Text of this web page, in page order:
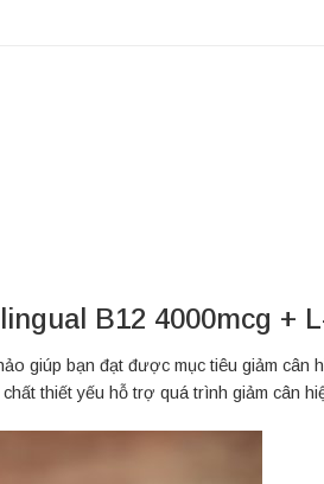
B12 4000mcg +
giúp bạn đạt được mục tiêu giảm cân
thiết yếu hỗ trợ quá trình giảm cân